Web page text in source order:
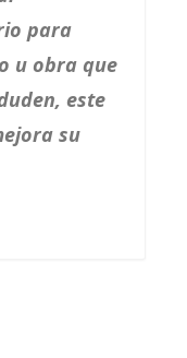
para
u obra que
este
su